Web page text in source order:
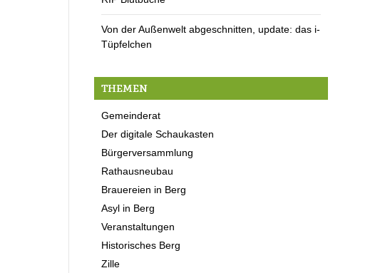
Von der Außenwelt abgeschnitten, update: das i-
Tüpfelchen
THEMEN
Gemeinderat
Der digitale Schaukasten
Bürgerversammlung
Rathausneubau
Brauereien in Berg
Asyl in Berg
Veranstaltungen
Historisches Berg
Zille